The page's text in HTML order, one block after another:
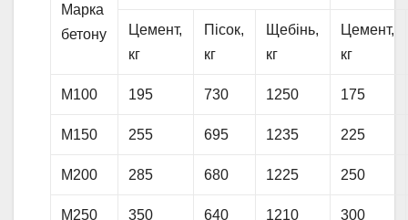
Марка
бетону
Цемент,
кг
Пісок,
кг
Щебінь,
кг
Цемент,
кг
М100 195 730 1250 175
М150 255 695 1235 225
М200 285 680 1225 250
М250 350 640 1210 300